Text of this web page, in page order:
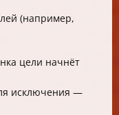
(например,
цели начнёт
исключения —